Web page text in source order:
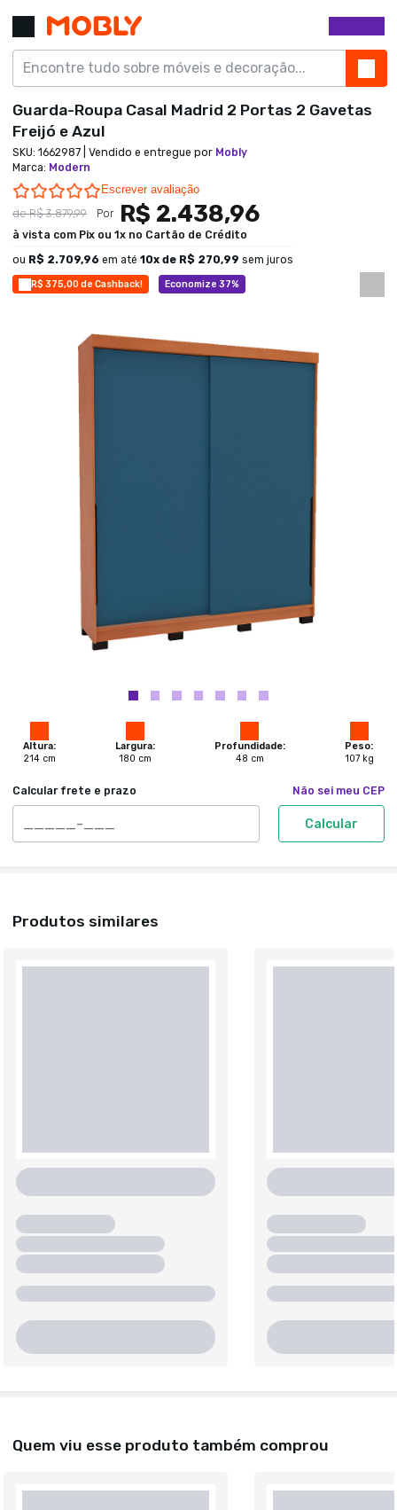
R$ 375,00 de Cashback! Economize 37%
Altura:
214cm
Largura:
180 cm
Profundidade:
48 cm
Peso:
107 kg
Calcular frete e prazo Não sei meu CEP
Calcular
Guarda-Roupa Casal Madrid 2 Portas 2 Gavetas
Freijó e Azul
SKU: 1662987 | Vendido e entregue por Mobly
Marca: Modern
0.0 star rating
Escrever avaliação
deR$ 3.879,99 Por R$ 2.438,96
à vista com Pix ou 1x no Cartão de Crédito
ou R$ 2.709,96 em até 10x de R$ 270,99 sem juros
Produtos similares
Quem viu esse produto também comprou